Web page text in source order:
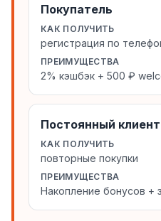
Покупатель
КАК ПОЛУЧИТЬ
регистрация по
ПРЕИМУЩЕСТВА
2% кэшбэк + 500 ₽
Постоянный клиент
КАК ПОЛУЧИТЬ
повторные покупки
ПРЕИМУЩЕСТВА
Накопление бонусов +